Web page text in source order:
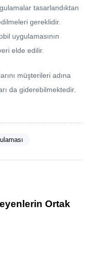
tasarlandıktan
gereklidir.
uygulamasının
elde edilir.
müşterileri adına
da giderebilmektedir.
Ortak